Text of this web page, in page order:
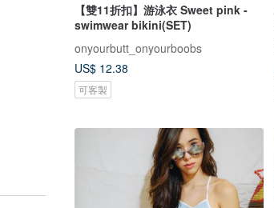
【雙11折扣】游泳衣 Sweet pink -
swimwear bikini(SET)
onyourbutt_onyourboobs
US$ 12.38
可客製